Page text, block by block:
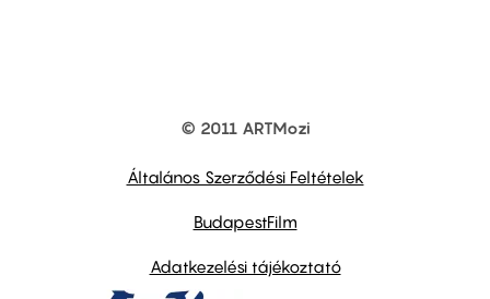
© 2011 ARTMozi
Általános Szerződési Feltételek
BudapestFilm
Adatkezelési tájékoztató